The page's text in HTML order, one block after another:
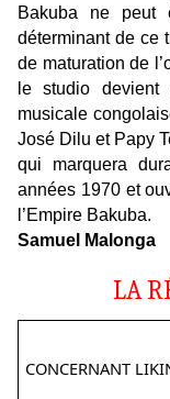
Bakuba ne peut
déterminant de ce
de maturation de
le studio
musicale
José Dilu et Papy
qui marquera
années 1970 et
l’Empire Bakuba.
Samuel Malonga
LA
CONCERNANT